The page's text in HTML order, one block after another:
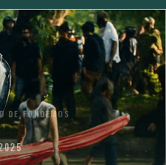
DE FONDEMOS